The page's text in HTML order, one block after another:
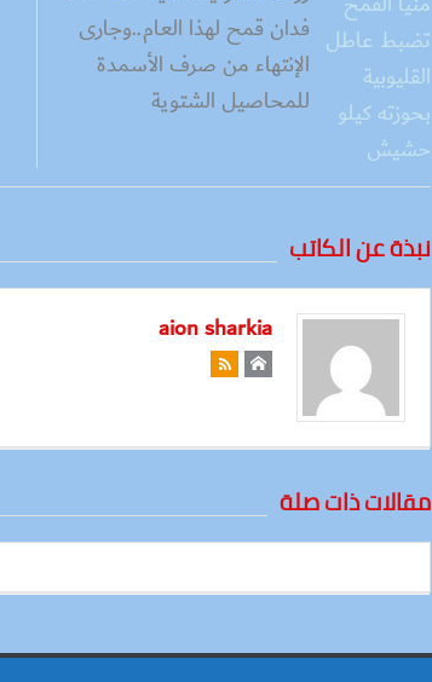
فدان قمح لهذا العام..وجارى
الإنتهاء من صرف الأسمدة
للمحاصيل الشتوية
نبذة عن الكاتب
aion sharkia
مقالات ذات صلة